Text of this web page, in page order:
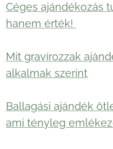
Céges ajándékozás
hanem érték!
Mit gravírozzak
alkalmak szerint
Ballagási ajándék
ami tényleg